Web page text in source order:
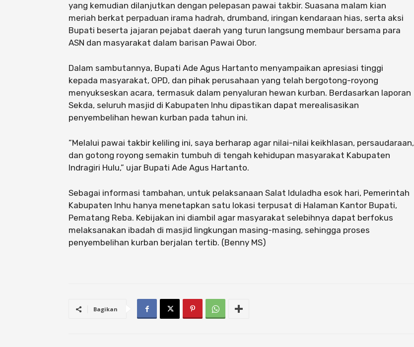
yang kemudian dilanjutkan dengan pelepasan pawai takbir. Suasana malam kian
meriah berkat perpaduan irama hadrah, drumband, iringan kendaraan hias, serta aksi
Bupati beserta jajaran pejabat daerah yang turun langsung membaur bersama para
ASN dan masyarakat dalam barisan Pawai Obor.
​Dalam sambutannya, Bupati Ade Agus Hartanto menyampaikan apresiasi tinggi
kepada masyarakat, OPD, dan pihak perusahaan yang telah bergotong-royong
menyukseskan acara, termasuk dalam penyaluran hewan kurban. Berdasarkan laporan
Sekda, seluruh masjid di Kabupaten Inhu dipastikan dapat merealisasikan
penyembelihan hewan kurban pada tahun ini.
​”Melalui pawai takbir keliling ini, saya berharap agar nilai-nilai keikhlasan, persaudaraan,
dan gotong royong semakin tumbuh di tengah kehidupan masyarakat Kabupaten
Indragiri Hulu,” ujar Bupati Ade Agus Hartanto.
​Sebagai informasi tambahan, untuk pelaksanaan Salat Iduladha esok hari, Pemerintah
Kabupaten Inhu hanya menetapkan satu lokasi terpusat di Halaman Kantor Bupati,
Pematang Reba. Kebijakan ini diambil agar masyarakat selebihnya dapat berfokus
melaksanakan ibadah di masjid lingkungan masing-masing, sehingga proses
penyembelihan kurban berjalan tertib. (Benny MS)
Bagikan